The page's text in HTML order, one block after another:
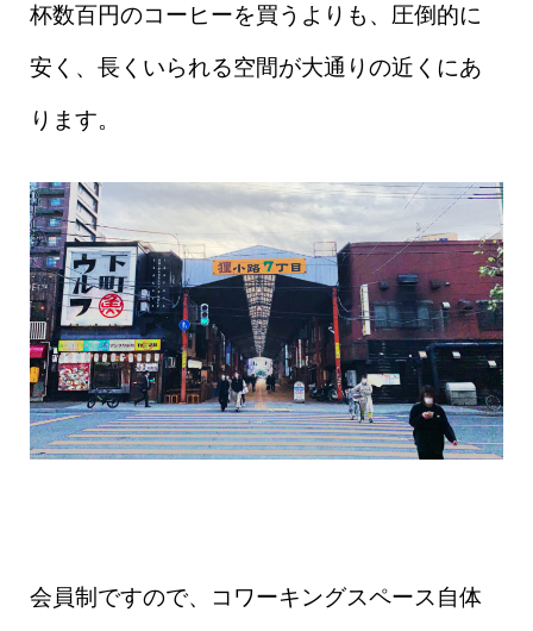
杯数百円のコーヒーを買うよりも、圧倒的に
安く、長くいられる空間が大通りの近くにあ
ります。
会員制ですので、コワーキングスペース自体